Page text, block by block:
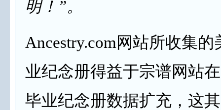
明！”。
Ancestry.com网站所收集
业纪念册得益于宗谱网站
毕业纪念册数据扩充，这